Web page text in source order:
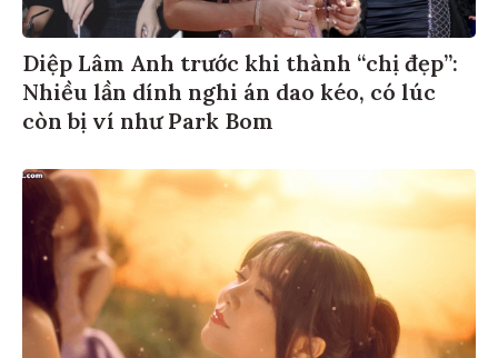
Diệp Lâm Anh trước khi thành “chị đẹp”:
Nhiều lần dính nghi án dao kéo, có lúc
còn bị ví như Park Bom